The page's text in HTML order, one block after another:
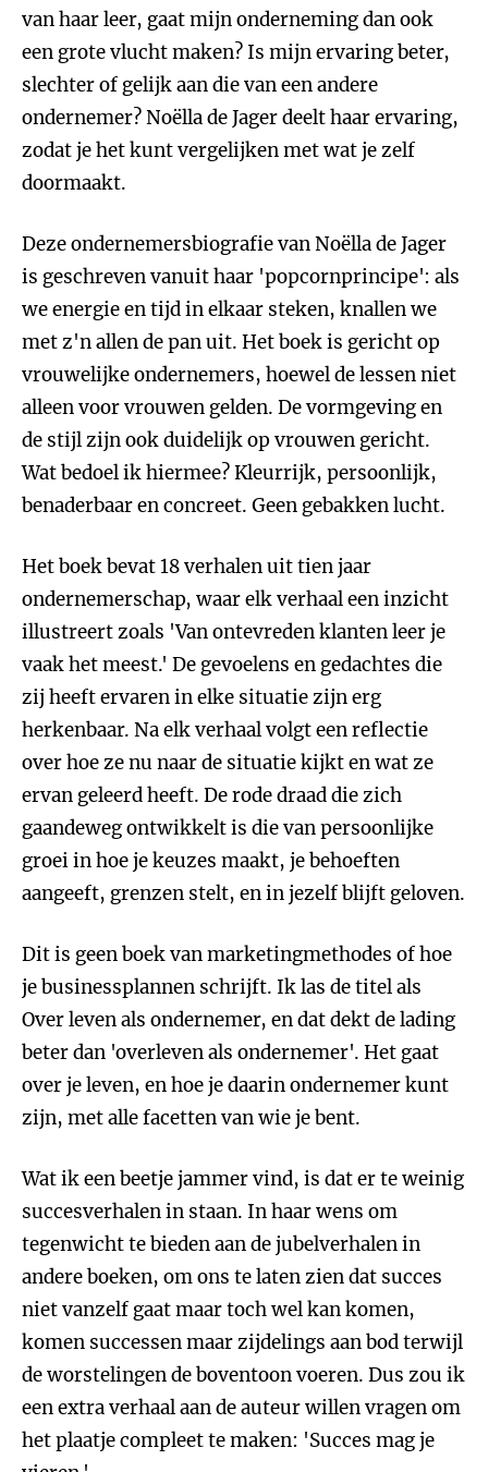
van haar leer, gaat mijn onderneming dan ook
een grote vlucht maken? Is mijn ervaring beter,
slechter of gelijk aan die van een andere
ondernemer? Noëlla de Jager deelt haar ervaring,
zodat je het kunt vergelijken met wat je zelf
doormaakt.
Deze ondernemersbiografie van Noëlla de Jager
is geschreven vanuit haar 'popcornprincipe': als
we energie en tijd in elkaar steken, knallen we
met z'n allen de pan uit. Het boek is gericht op
vrouwelijke ondernemers, hoewel de lessen niet
alleen voor vrouwen gelden. De vormgeving en
de stijl zijn ook duidelijk op vrouwen gericht.
Wat bedoel ik hiermee? Kleurrijk, persoonlijk,
benaderbaar en concreet. Geen gebakken lucht.
Het boek bevat 18 verhalen uit tien jaar
ondernemerschap, waar elk verhaal een inzicht
illustreert zoals 'Van ontevreden klanten leer je
vaak het meest.' De gevoelens en gedachtes die
zij heeft ervaren in elke situatie zijn erg
herkenbaar. Na elk verhaal volgt een reflectie
over hoe ze nu naar de situatie kijkt en wat ze
ervan geleerd heeft. De rode draad die zich
gaandeweg ontwikkelt is die van persoonlijke
groei in hoe je keuzes maakt, je behoeften
aangeeft, grenzen stelt, en in jezelf blijft geloven.
Dit is geen boek van marketingmethodes of hoe
je businessplannen schrijft. Ik las de titel als
Over leven als ondernemer, en dat dekt de lading
beter dan 'overleven als ondernemer'. Het gaat
over je leven, en hoe je daarin ondernemer kunt
zijn, met alle facetten van wie je bent.
Wat ik een beetje jammer vind, is dat er te weinig
succesverhalen in staan. In haar wens om
tegenwicht te bieden aan de jubelverhalen in
andere boeken, om ons te laten zien dat succes
niet vanzelf gaat maar toch wel kan komen,
komen successen maar zijdelings aan bod terwijl
de worstelingen de boventoon voeren. Dus zou ik
een extra verhaal aan de auteur willen vragen om
het plaatje compleet te maken: 'Succes mag je